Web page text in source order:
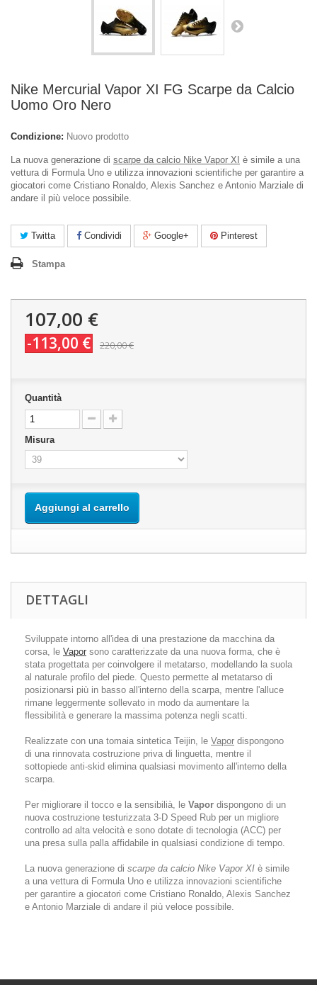
Nike Mercurial Vapor XI FG Scarpe da Calcio
Uomo Oro Nero
Condizione: Nuovo prodotto
La nuova generazione di scarpe da calcio Nike Vapor XI è simile a una
vettura di Formula Uno e utilizza innovazioni scientifiche per garantire a
giocatori come Cristiano Ronaldo, Alexis Sanchez e Antonio Marziale di
andare il più veloce possibile.
Twitta Condividi Google+ Pinterest
Stampa
107,00 €
-113,00 € 220,00 €
Quantità
Misura
Aggiungi al carrello
DETTAGLI
Sviluppate intorno all'idea di una prestazione da macchina da
corsa, le Vapor sono caratterizzate da una nuova forma, che è
stata progettata per coinvolgere il metatarso, modellando la suola
al naturale profilo del piede. Questo permette al metatarso di
posizionarsi più in basso all'interno della scarpa, mentre l'alluce
rimane leggermente sollevato in modo da aumentare la
flessibilità e generare la massima potenza negli scatti.
Realizzate con una tomaia sintetica Teijin, le Vapor dispongono
di una rinnovata costruzione priva di linguetta, mentre il
sottopiede anti-skid elimina qualsiasi movimento all'interno della
scarpa.
Per migliorare il tocco e la sensibilià, le Vapor dispongono di un
nuova costruzione testurizzata 3-D Speed Rub per un migliore
controllo ad alta velocità e sono dotate di tecnologia (ACC) per
una presa sulla palla affidabile in qualsiasi condizione di tempo.
La nuova generazione di scarpe da calcio Nike Vapor XI è simile
a una vettura di Formula Uno e utilizza innovazioni scientifiche
per garantire a giocatori come Cristiano Ronaldo, Alexis Sanchez
e Antonio Marziale di andare il più veloce possibile.